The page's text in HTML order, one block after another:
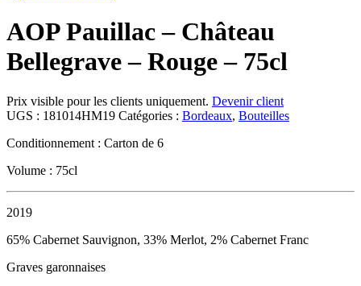
AOP Pauillac – Château
Bellegrave – Rouge – 75cl
Prix visible pour les clients uniquement. Devenir client
UGS : 181014HM19 Catégories : Bordeaux, Bouteilles
Conditionnement : Carton de 6
Volume : 75cl
2019
65% Cabernet Sauvignon, 33% Merlot, 2% Cabernet Franc
Graves garonnaises